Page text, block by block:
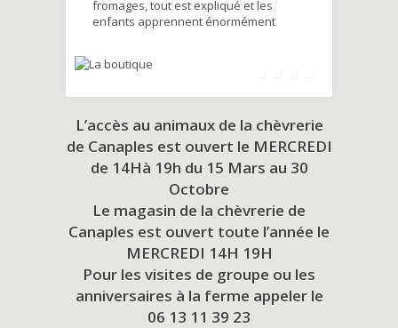
fromages, tout est expliqué et les
enfants apprennent énormément
L’accès au animaux de la chèvrerie
de Canaples est ouvert le MERCREDI
de 14Hà 19h du 15 Mars au 30
Octobre
Le magasin de la chèvrerie de
Canaples est ouvert toute l’année le
MERCREDI 14H 19H
Pour les visites de groupe ou les
anniversaires à la ferme appeler le
06 13 11 39 23